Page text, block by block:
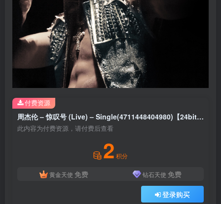
周杰伦 – 惊叹号 (Live) – Single(4711448404980)【24bit／96.0kHz】中国区
此内容为付费资源，请付费后查看
2 积分
黄金天使 免费 钻石天使 免费
登录购买
付费资源